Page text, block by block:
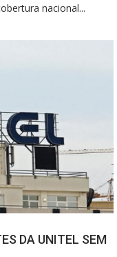
nacional...
DA UNITEL SEM